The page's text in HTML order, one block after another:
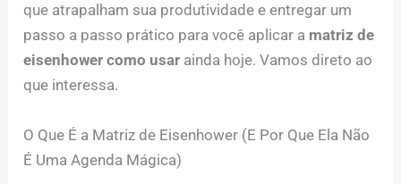
que atrapalham sua produtividade e entregar um
passo a passo prático para você aplicar a matriz de
eisenhower como usar ainda hoje. Vamos direto ao
que interessa.
O Que É a Matriz de Eisenhower (E Por Que Ela Não
É Uma Agenda Mágica)